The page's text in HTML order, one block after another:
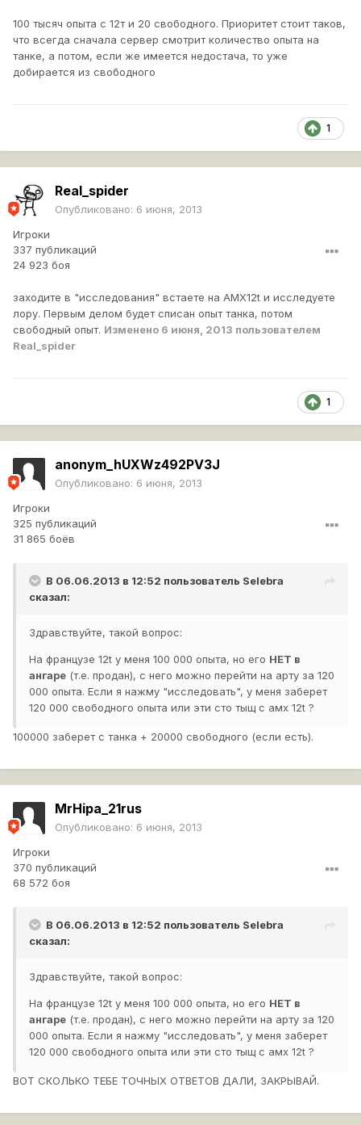
100 тысяч опыта с 12т и 20 свободного. Приоритет стоит таков,
что всегда сначала сервер смотрит количество опыта на
танке, а потом, если же имеется недостача, то уже
добирается из свободного
1
Real_spider
Опубликовано: 6 июня, 2013
Игроки
337 публикаций
24 923 боя
заходите в "исследования" встаете на AMX12t и исследуете
лору. Первым делом будет списан опыт танка, потом
свободный опыт. Изменено 6 июня, 2013 пользователем
Real_spider
1
anonym_hUXWz492PV3J
Опубликовано: 6 июня, 2013
Игроки
325 публикаций
31 865 боёв
В 06.06.2013 в 12:52 пользователь Selebra
сказал:
Здравствуйте, такой вопрос:
На французе 12t у меня 100 000 опыта, но его НЕТ в
ангаре (т.е. продан), с него можно перейти на арту за 120
000 опыта. Если я нажму "исследовать", у меня заберет
120 000 свободного опыта или эти сто тыщ с амх 12t ?
100000 заберет с танка + 20000 свободного (если есть).
MrHipa_21rus
Опубликовано: 6 июня, 2013
Игроки
370 публикаций
68 572 боя
В 06.06.2013 в 12:52 пользователь Selebra
сказал:
Здравствуйте, такой вопрос:
На французе 12t у меня 100 000 опыта, но его НЕТ в
ангаре (т.е. продан), с него можно перейти на арту за 120
000 опыта. Если я нажму "исследовать", у меня заберет
120 000 свободного опыта или эти сто тыщ с амх 12t ?
ВОТ СКОЛЬКО ТЕБЕ ТОЧНЫХ ОТВЕТОВ ДАЛИ, ЗАКРЫВАЙ.